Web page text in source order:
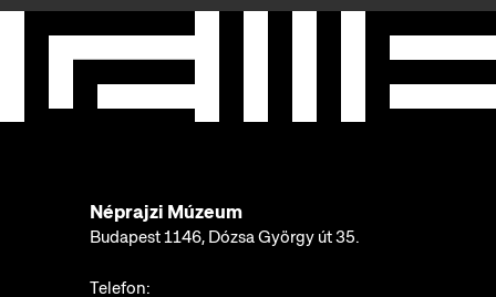
Néprajzi Múzeum
Budapest 1146, Dózsa György út 35.
Telefon: